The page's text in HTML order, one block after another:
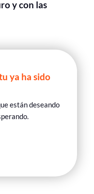
y con las
ya ha sido
están deseando